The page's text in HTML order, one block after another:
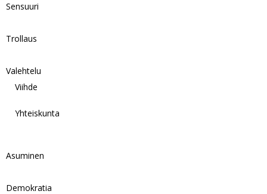
Sensuuri
Trollaus
Valehtelu
Viihde
Yhteiskunta
Asuminen
Demokratia